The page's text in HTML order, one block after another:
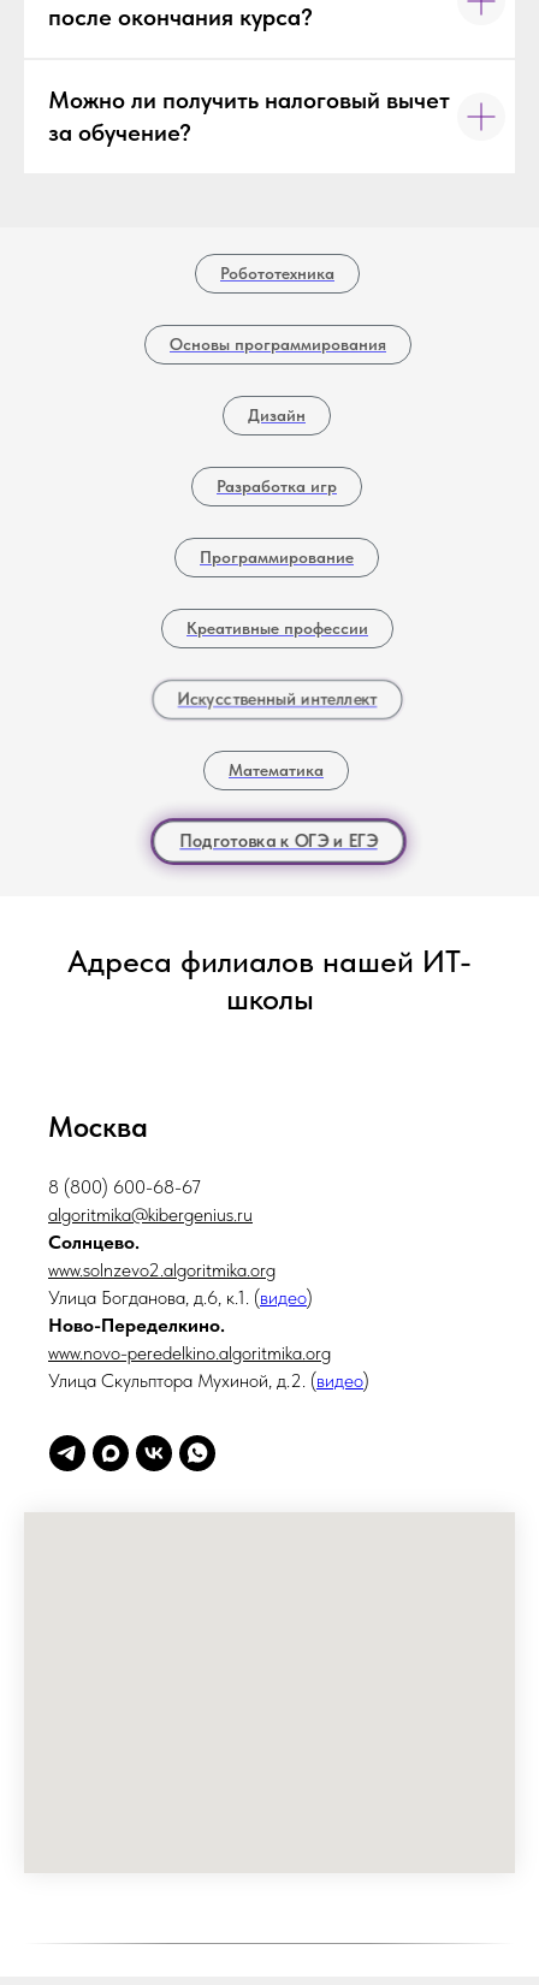
после окончания курса?
Можно ли получить налоговый вычет
за обучение?
Робототехника
Основы программирования
Дизайн
Разработка игр
Программирование
Креативные профессии
Искусственный интеллект
Подготовка к ОГЭ и ЕГЭ
Математика
Адреса филиалов нашей ИТ-
школы
Москва
8 (800) 600-68-67
algoritmika@kibergenius.ru
Солнцево.
www.solnzevo2.algoritmika.org
Улица Богданова, д.6, к.1. (видео)
Ново-Переделкино.
www.novo-peredelkino.algoritmika.org
Улица Скульптора Мухиной, д.2. (видео)